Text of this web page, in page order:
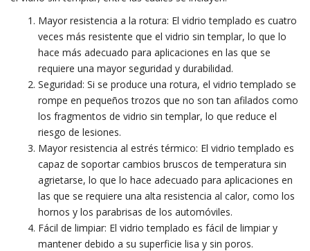
Mayor resistencia a la rotura: El vidrio templado es cuatro
veces más resistente que el vidrio sin templar, lo que lo
hace más adecuado para aplicaciones en las que se
requiere una mayor seguridad y durabilidad.
Seguridad: Si se produce una rotura, el vidrio templado se
rompe en pequeños trozos que no son tan afilados como
los fragmentos de vidrio sin templar, lo que reduce el
riesgo de lesiones.
Mayor resistencia al estrés térmico: El vidrio templado es
capaz de soportar cambios bruscos de temperatura sin
agrietarse, lo que lo hace adecuado para aplicaciones en
las que se requiere una alta resistencia al calor, como los
hornos y los parabrisas de los automóviles.
Fácil de limpiar: El vidrio templado es fácil de limpiar y
mantener debido a su superficie lisa y sin poros.